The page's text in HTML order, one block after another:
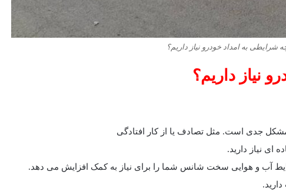
شرایطی به امداد خودرو نیاز داریم؟
نیاز داریم؟
مشکل جدی است. مثل تصادف یا از کار افتادگی
ای نیاز دارید.
آب و هوایی سخت شانس شما را برای نیاز به کمک افزایش می دهد.